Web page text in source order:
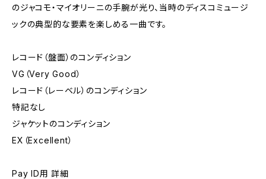
のジャコモ・マイオリーニの手腕が光り、当時のディスコミュージ
ックの典型的な要素を楽しめる一曲です。
レコード（盤面）のコンディション
VG（Very Good）
レコード（レーベル）のコンディション
特記なし
ジャケットのコンディション
EX（Excellent）
Pay ID用 詳細